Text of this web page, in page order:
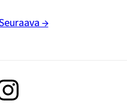
→